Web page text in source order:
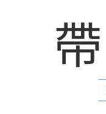
帶狀皰疹是潛伏在背根神